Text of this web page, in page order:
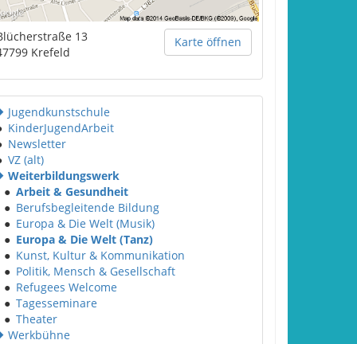
Karte öffnen
13
Krefeld
Jugendkunstschule
KinderJugendArbeit
Newsletter
VZ (alt)
Weiterbildungswerk
● Arbeit & Gesundheit
● Berufsbegleitende Bildung
● Europa & Die Welt (Musik)
● Europa & Die Welt (Tanz)
● Kunst, Kultur & Kommunikation
● Politik, Mensch & Gesellschaft
● Refugees Welcome
● Tagesseminare
● Theater
Werkbühne